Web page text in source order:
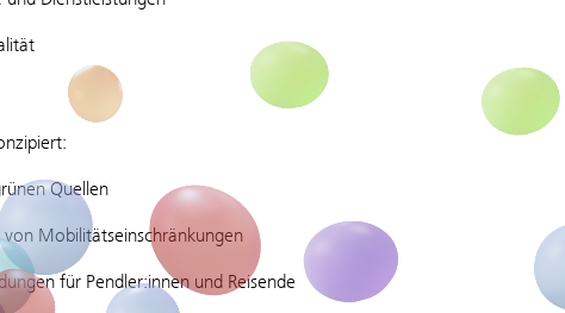
Quellen
Mobilitätseinschränkungen
für Pendler:innen und Reisende